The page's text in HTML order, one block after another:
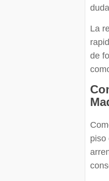
La
de
piso